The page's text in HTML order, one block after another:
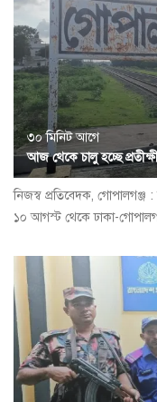
৩০ মিনিট আগে
আজ থেকে চালু হচ্ছে
নিজস্ব প্রতিবেদক, গোপালগঞ্জ
১০ আগস্ট থেকে ঢাকা-